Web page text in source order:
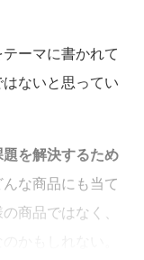
ーマに書かれて
ないと思ってい
を解決するため
な商品にも当て
商品ではなく、